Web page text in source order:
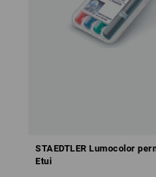
STAEDTLER Lumocolor
Etui